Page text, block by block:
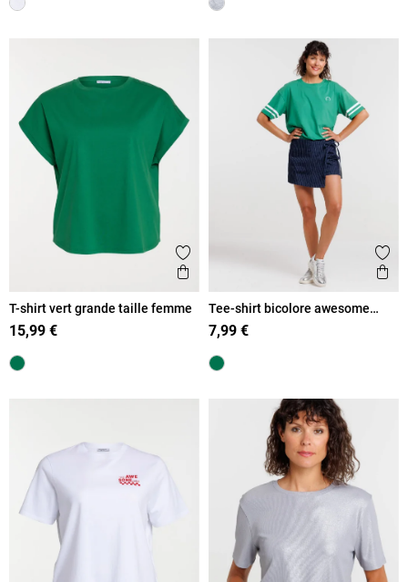
Ajouter aux favoris
Aperçu rapide
T-shirt vert grande taille femme
15,99 €
Tee-shirt bicolore awesome
today femme
7,99 €